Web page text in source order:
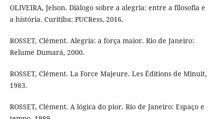
OLIVEIRA, Jelson. Diálogo sobre a alegria: entre a filosofia e
a história. Curitiba: PUCRess, 2016.
ROSSET, Clément. Alegria: a força maior. Rio de Janeiro:
Relume Dumará, 2000.
ROSSET, Clément. La Force Majeure. Les Éditions de Minuit,
1983.
ROSSET, Clément. A lógica do pior. Rio de Janeiro: Espaço e